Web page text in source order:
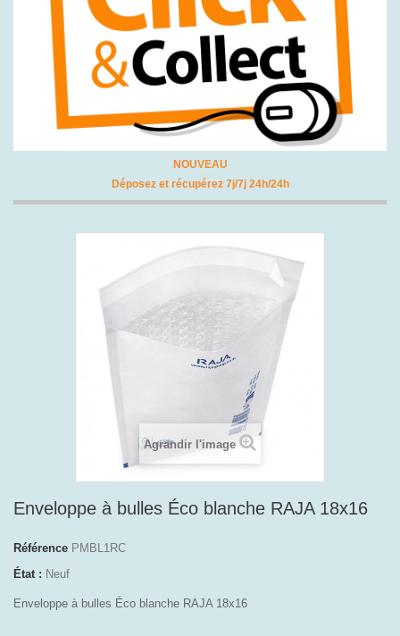
NOUVEAU
Déposez et récupérez 7j/7j 24h/24h
Agrandir l'image
Enveloppe à bulles Éco blanche RAJA 18x16
Référence PMBL1RC
État : Neuf
Enveloppe à bulles Éco blanche RAJA 18x16